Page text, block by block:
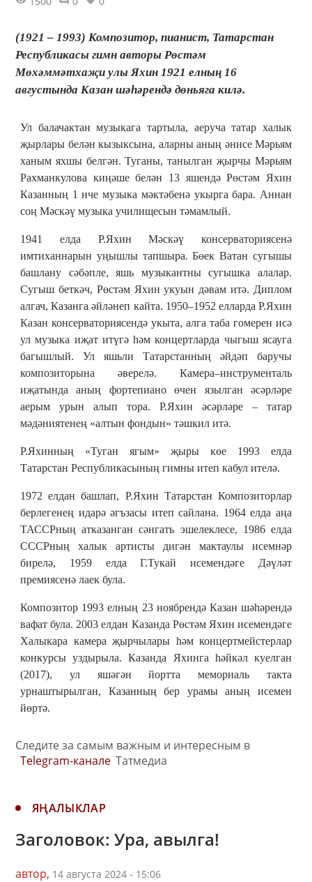
(1921 – 1993) Композитор, пианист, Татарстан
Республикасы гимн авторы Рөстәм
Мөхәммәтхаҗи улы Яхин 1921 елның 16
августында Казан шәһәрендә дөньяга килә.
Ул балачактан музыкага тартыла, аеруча татар халык
җырлары белән кызыксына, аларны аның әнисе Мәрьям
ханым яхшы белгән. Туганы, танылган җырчы Мәрьям
Рахманкулова киңәше белән 13 яшендә Рөстәм Яхин
Казанның 1 нче музыка мәктәбенә укырга бара. Аннан
соң Мәскәү музыка училищесын тәмамлый.
1941 елда Р.Яхин Мәскәү консерваториясенә
имтиханнарын уңышлы тапшыра. Бөек Ватан сугышы
башлану сәбәпле, яшь музыкантны сугышка алалар.
Сугыш беткәч, Рөстәм Яхин укуын дәвам итә. Диплом
алгач, Казанга әйләнеп кайта. 1950–1952 елларда Р.Яхин
Казан консерваториясендә укыта, алга таба гомерен исә
ул музыка иҗат итүгә һәм концертларда чыгыш ясауга
багышлый. Ул яшьли Татарстанның әйдәп баручы
композиторына әверелә. Камера–инструменталь
иҗатында аның фортепиано өчен язылган әсәрләре
аерым урын алып тора. Р.Яхин әсәрләре – татар
мәдәниятенең «алтын фондын» тәшкил итә.
Р.Яхинның «Туган ягым» җыры көе 1993 елда
Татарстан Республикасының гимны итеп кабул ителә.
1972 елдан башлап, Р.Яхин Татарстан Композиторлар
берлегенең идарә әгъзасы итеп сайлана. 1964 елда аңа
ТАССРның атказанган сәнгать эшелеклесе, 1986 елда
СССРның халык артисты дигән мактаулы исемнәр
бирелә, 1959 елда Г.Тукай исемендәге Дәүләт
премиясенә лаек була.
Композитор 1993 елның 23 ноябрендә Казан шәһәрендә
вафат була. 2003 елдан Казанда Рөстәм Яхин исемендәге
Халыкара камера җырчылары һәм концертмейстерлар
конкурсы уздырыла. Казанда Яхинга һәйкәл куелган
(2017), ул яшәгән йортта мемориаль такта
урнаштырылган, Казанның бер урамы аның исемен
йөртә.
Следите за самым важным и интересным в
Telegram-канале Татмедиа
ЯҢАЛЫКЛАР
Заголовок: Ура, авылга!
автор, 14 августа 2024 - 15:06